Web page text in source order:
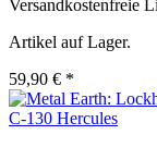
Versandkostenfreie
Artikel auf Lager.
59,90 € *
C-130 Hercules